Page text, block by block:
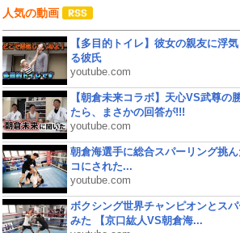
人気の動画
【多目的トイレ】彼女の親友に浮
る彼氏
youtube.com
【朝倉未来コラボ】天心VS武尊の
たら、まさかの回答が!!!
youtube.com
朝倉海選手に総合スパーリング挑
コにされた...
youtube.com
ボクシング世界チャンピオンとス
みた 【京口紘人VS朝倉海...